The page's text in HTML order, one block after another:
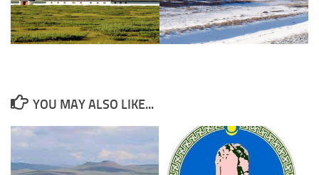
YOU MAY ALSO LIKE...